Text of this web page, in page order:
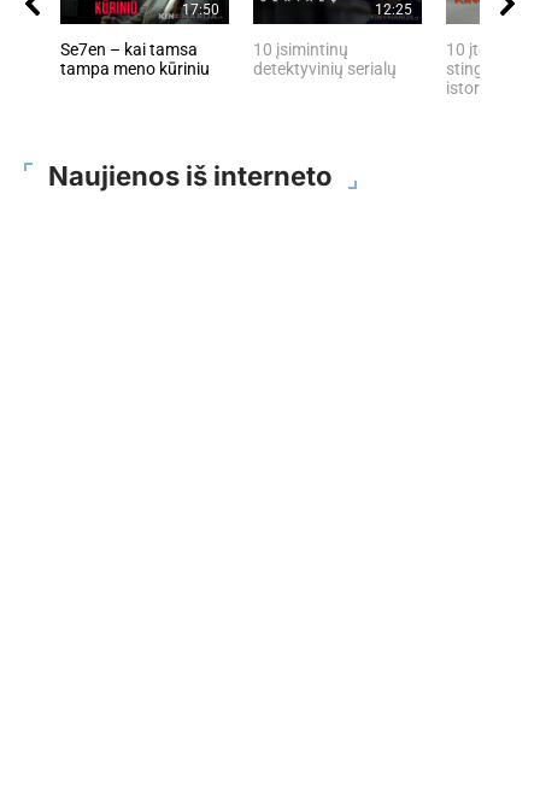
17:50
Se7en – kai tamsa
tampa meno kūriniu
12:25
10 įsimintinų
detektyvinių serialų
10 įtemptų,
stingdančių
istorijų
Naujienos iš interneto